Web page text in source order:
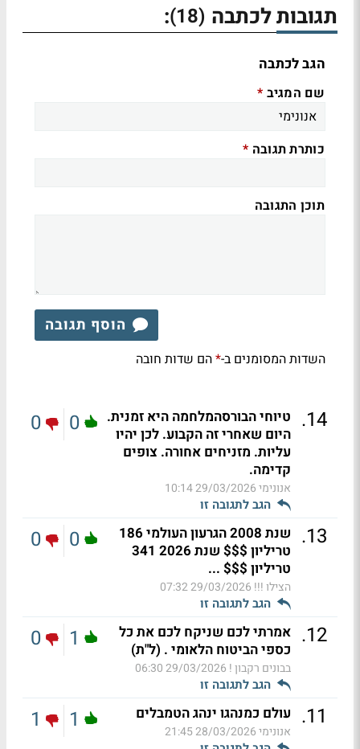
תגובות לכתבה (18)
:
הגב לכתבה
שם המגיב *
כותרת תגובה *
תוכן התגובה
הוסף תגובה
השדות המסומנים ב-*הם שדות חובה
14
. טיוחי הבורסהמלחמה היא זמנית.
היום שאחרי זה הקבוע. לכן יהיו
עליות. מזניחים אחורה. צופים
קדימה.
אנונימי29/03/2026 10:14
הגב לתגובה זו
0
0
13
.
שנת 2008 הגרעון העולמי 186
טריליון $$$ שנת 2026 341
טריליון $$$ ...
הצילו !!! 29/03/2026 07:32
הגב לתגובה זו
0
0
12
. אמרתי לכם שניקח לכם את כל
כספי הביטוח הלאומי . (ל"ת)
בבונים רקבון ! 29/03/2026 06:30
הגב לתגובה זו
1
0
11
. עולם כמנהגו ינהג הטמבלים
אנונימי28/03/2026 21:45
1
1